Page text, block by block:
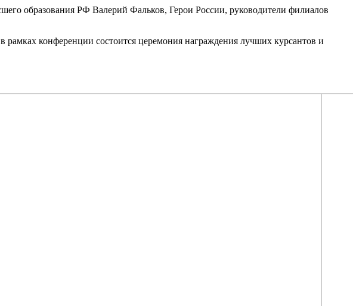
образования РФ Валерий Фальков, Герои России, руководители филиалов
конференции состоится церемония награждения лучших курсантов и